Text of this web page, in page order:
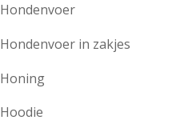
Hondenvoer
Hondenvoer in zakjes
Honing
Hoodie